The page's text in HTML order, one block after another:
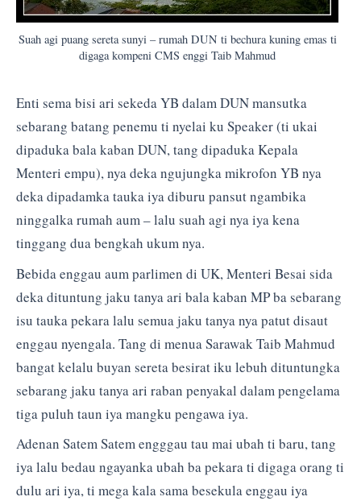
Suah agi puang sereta sunyi – rumah DUN ti bechura kuning emas ti
digaga kompeni CMS enggi Taib Mahmud
Enti sema bisi ari sekeda YB dalam DUN mansutka
sebarang batang penemu ti nyelai ku Speaker (ti ukai
dipaduka bala kaban DUN, tang dipaduka Kepala
Menteri empu), nya deka ngujungka mikrofon YB nya
deka dipadamka tauka iya diburu pansut ngambika
ninggalka rumah aum – lalu suah agi nya iya kena
tinggang dua bengkah ukum nya.
Bebida enggau aum parlimen di UK, Menteri Besai sida
deka dituntung jaku tanya ari bala kaban MP ba sebarang
isu tauka pekara lalu semua jaku tanya nya patut disaut
enggau nyengala. Tang di menua Sarawak Taib Mahmud
bangat kelalu buyan sereta besirat iku lebuh dituntungka
sebarang jaku tanya ari raban penyakal dalam pengelama
tiga puluh taun iya mangku pengawa iya.
Adenan Satem Satem engggau tau mai ubah ti baru, tang
iya lalu bedau ngayanka ubah ba pekara ti digaga orang ti
dulu ari iya, ti mega kala sama besekula enggau iya